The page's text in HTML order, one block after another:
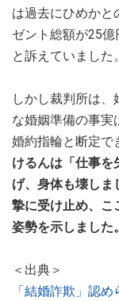
は過去にひめかと
ゼント総額が25
と訴えていました。
しかし裁判所は
な婚姻準備の事実
婚約指輪と断定で
けるんは「仕事を
げ、身体も壊しま
摯に受け止め、こ
姿勢を示しました。
＜出典＞
「結婚詐欺」認